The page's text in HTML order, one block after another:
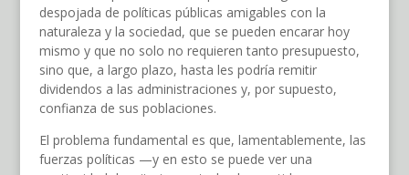
despojada de políticas públicas amigables con la
naturaleza y la sociedad, que se pueden encarar hoy
mismo y que no solo no requieren tanto presupuesto,
sino que, a largo plazo, hasta les podría remitir
dividendos a las administraciones y, por supuesto,
confianza de sus poblaciones.
El problema fundamental es que, lamentablemente, las
fuerzas políticas —y en esto se puede ver una